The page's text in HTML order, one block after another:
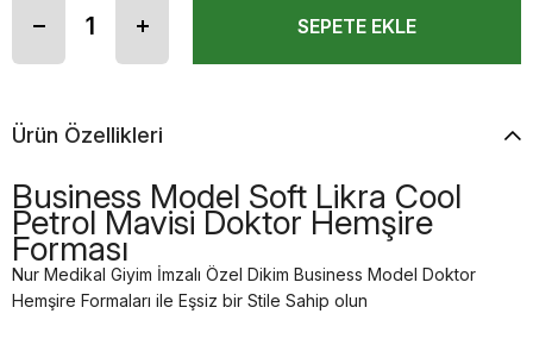
Ürün Özellikleri
Business Model Soft Likra Cool
Petrol Mavisi Doktor Hemşire
Forması
Nur Medikal Giyim İmzalı Özel Dikim Business Model Doktor
Hemşire Formaları ile Eşsiz bir Stile Sahip olun